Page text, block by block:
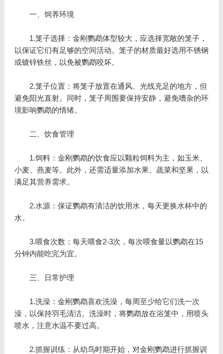
一、饲养环境
1.笼子选择：金刚鹦鹉体型较大，应选择宽敞的笼子，
以保证它们有足够的空间活动。笼子的材质最好选用不锈钢
或镀锌铁丝，以免被鹦鹉咬坏。
2.笼子位置：将笼子放置在通风、光线充足的地方，但
避免阳光直射。同时，笼子周围要保持安静，避免嘈杂的环
境影响鹦鹉的情绪。
二、饮食管理
1.饲料：金刚鹦鹉的饮食应以颗粒饲料为主，如玉米、
小麦、燕麦等。此外，还需适量添加水果、蔬菜和坚果，以
满足其营养需求。
2.水源：保证鹦鹉有清洁的饮用水，每天更换水杯中的
水。
3.喂食次数：每天喂食2-3次，每次喂食量以鹦鹉在15
分钟内能吃完为宜。
三、日常护理
1.洗澡：金刚鹦鹉喜欢洗澡，每周至少给它们洗一次
澡，以保持羽毛清洁。洗澡时，将鹦鹉放在浴笼中，用喷头
喷水，注意水温不要过高。
2.抓握训练：从幼鸟时期开始，对金刚鹦鹉进行抓握训